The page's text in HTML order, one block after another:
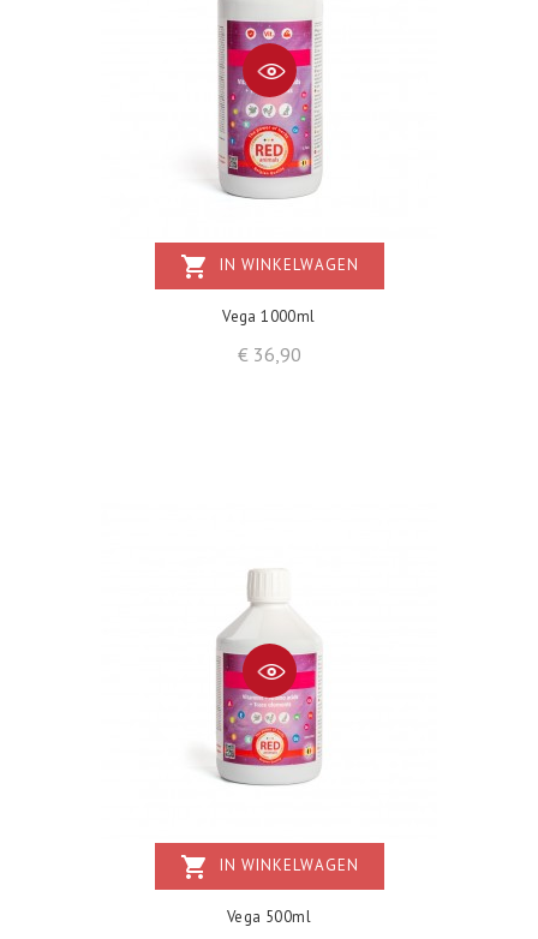
shopping_cart IN WINKELWAGEN
Vega 1000ml
€ 36,90Prijs
shopping_cart IN WINKELWAGEN
Vega 500ml